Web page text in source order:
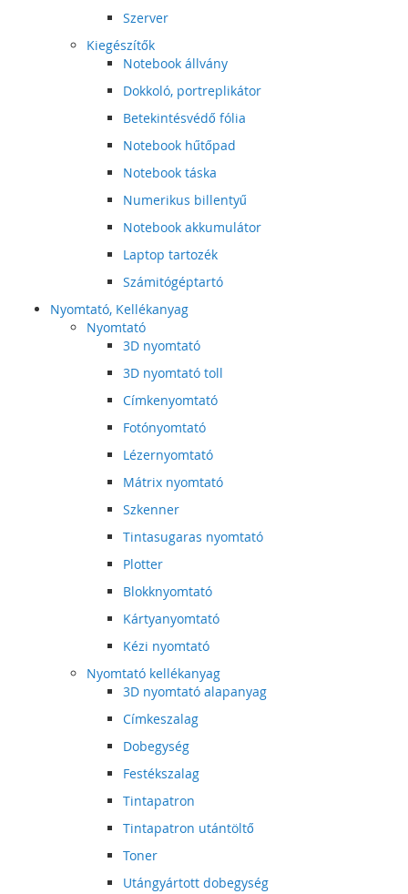
Szerver
Kiegészítők
Notebook állvány
Dokkoló, portreplikátor
Betekintésvédő fólia
Notebook hűtőpad
Notebook táska
Numerikus billentyű
Notebook akkumulátor
Laptop tartozék
Számitógéptartó
Nyomtató, Kellékanyag
Nyomtató
3D nyomtató
3D nyomtató toll
Címkenyomtató
Fotónyomtató
Lézernyomtató
Mátrix nyomtató
Szkenner
Tintasugaras nyomtató
Plotter
Blokknyomtató
Kártyanyomtató
Kézi nyomtató
Nyomtató kellékanyag
3D nyomtató alapanyag
Címkeszalag
Dobegység
Festékszalag
Tintapatron
Tintapatron utántöltő
Toner
Utángyártott dobegység